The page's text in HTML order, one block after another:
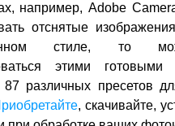
например, Adobe
отснятые
стиле, то
этими готовыми
различных пресетов
, скачивайте,